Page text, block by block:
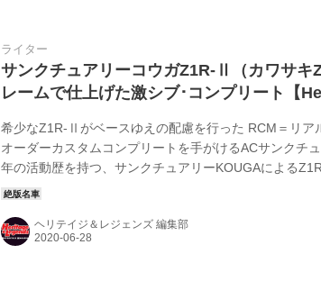
ライター
サンクチュアリーコウガZ1R-Ⅱ（カワサ
レームで仕上げた激シブ･コンプリート【
希少なZ1R-Ⅱがベースゆえの配慮を行った RCM＝リア
オーダーカスタムコンプリートを手がけるACサンクチ
年の活動歴を持つ、サンクチュアリーKOUGAによる
RCMとは少し異なる作りとなっている。 「元々は17イ
チ、黒でまとめてちょっとワルっぽいイメージ。それで
フレームがノーマルで作った点なんですよ。 Ⅱ型のZ1-
ヘリテイジ＆レジェンズ 編集部